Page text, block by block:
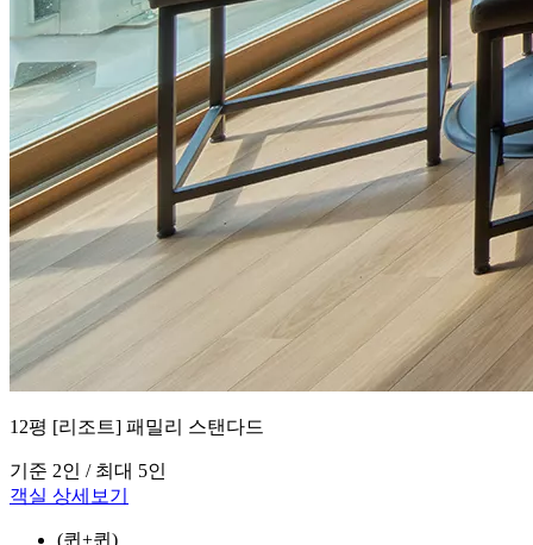
12평 [리조트] 패밀리 스탠다드
기준 2인 / 최대 5인
객실 상세보기
(퀸+퀸)